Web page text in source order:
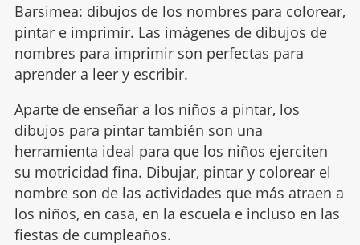
Barsimea: dibujos de los nombres para colorear,
pintar e imprimir. Las imágenes de dibujos de
nombres para imprimir son perfectas para
aprender a leer y escribir.
Aparte de enseñar a los niños a pintar, los
dibujos para pintar también son una
herramienta ideal para que los niños ejerciten
su motricidad fina. Dibujar, pintar y colorear el
nombre son de las actividades que más atraen a
los niños, en casa, en la escuela e incluso en las
fiestas de cumpleaños.